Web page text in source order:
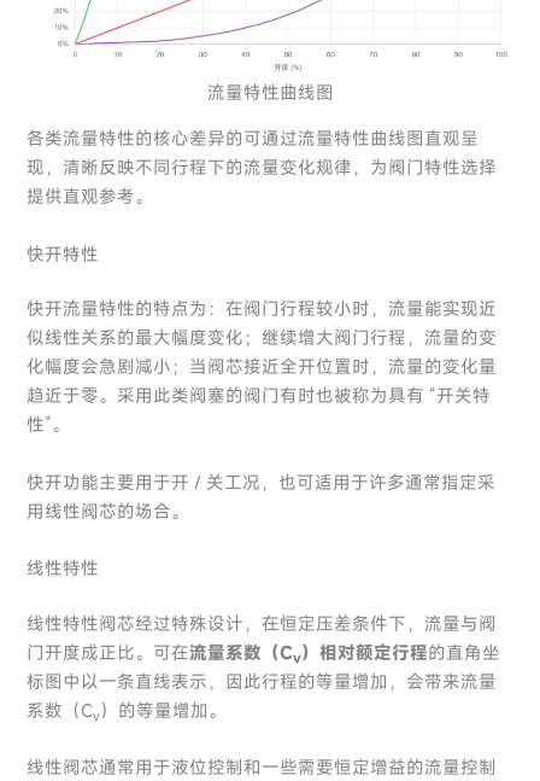
流量特性曲线图
各类流量特性的核心差异的可通过流量特性曲线图直观呈
现，清晰反映不同行程下的流量变化规律，为阀门特性选择
提供直观参考。
快开特性
快开流量特性的特点为：在阀门行程较小时，流量能实现近
似线性关系的最大幅度变化；继续增大阀门行程，流量的变
化幅度会急剧减小；当阀芯接近全开位置时，流量的变化量
趋近于零。采用此类阀塞的阀门有时也被称为具有 “开关特
性”。
快开功能主要用于开 / 关工况，也可适用于许多通常指定采
用线性阀芯的场合。
线性特性
线性特性阀芯经过特殊设计，在恒定压差条件下，流量与阀
门开度成正比。可在流量系数（Cv）相对额定行程的直角坐
标图中以一条直线表示，因此行程的等量增加，会带来流量
系数（Cv）的等量增加。
线性阀芯通常用于液位控制和一些需要恒定增益的流量控制